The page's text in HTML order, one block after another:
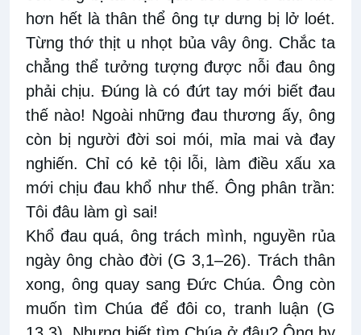
hơn hết là thân thể ông tự dưng bị lở loét.
Từng thớ thịt u nhọt bủa vây ông. Chắc ta
chẳng thể tưởng tượng được nỗi đau ông
phải chịu. Đúng là có đứt tay mới biết đau
thế nào! Ngoài những đau thương ấy, ông
còn bị người đời soi mói, mỉa mai và đay
nghiến. Chỉ có kẻ tội lỗi, làm điều xấu xa
mới chịu đau khổ như thế. Ông phân trần:
Tôi đâu làm gì sai!
Khổ đau quá, ông trách mình, nguyền rủa
ngày ông chào đời (G 3,1–26). Trách thân
xong, ông quay sang Đức Chúa. Ông còn
muốn tìm Chúa để đôi co, tranh luận (G